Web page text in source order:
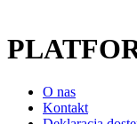
O nas
Kontakt